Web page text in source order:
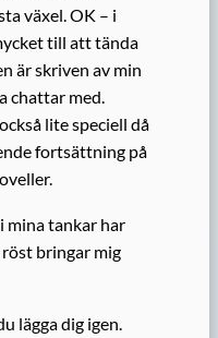
växel. OK – i
till att tända
är skriven av min
chattar med.
lite speciell då
fortsättning på
mina tankar har
bringar mig
lägga dig igen.